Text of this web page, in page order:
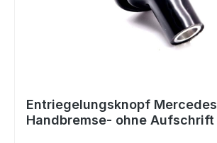
Entriegelungsknopf Mercedes
Handbremse- ohne Aufschrift